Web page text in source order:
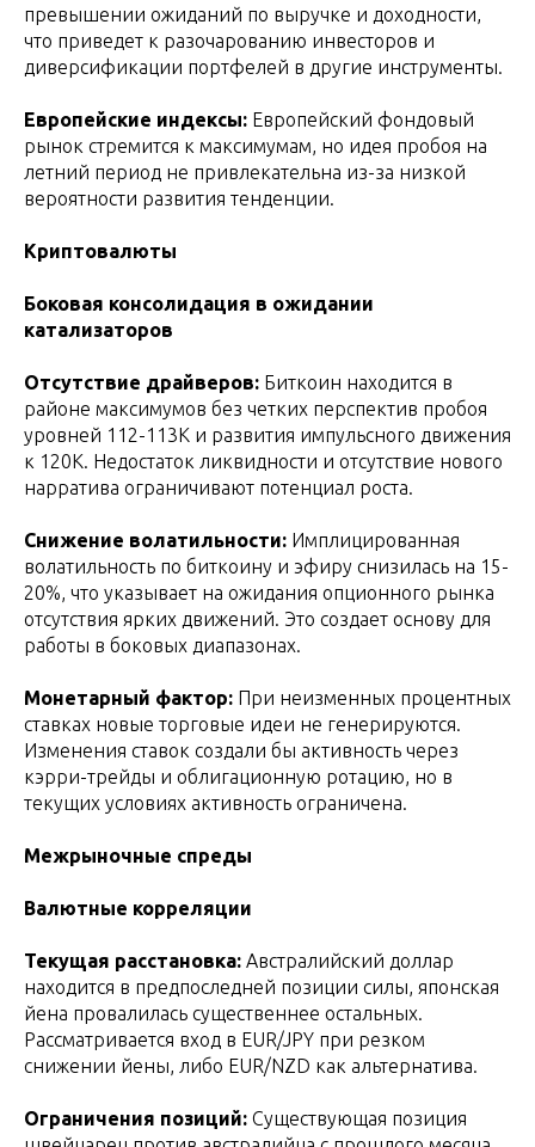
превышении ожиданий по выручке и доходности,
что приведет к разочарованию инвесторов и
диверсификации портфелей в другие инструменты.
Европейские индексы: Европейский фондовый
рынок стремится к максимумам, но идея пробоя на
летний период не привлекательна из-за низкой
вероятности развития тенденции.
Криптовалюты
Боковая консолидация в ожидании
катализаторов
Отсутствие драйверов: Биткоин находится в
районе максимумов без четких перспектив пробоя
уровней 112-113K и развития импульсного движения
к 120K. Недостаток ликвидности и отсутствие нового
нарратива ограничивают потенциал роста.
Снижение волатильности: Имплицированная
волатильность по биткоину и эфиру снизилась на 15-
20%, что указывает на ожидания опционного рынка
отсутствия ярких движений. Это создает основу для
работы в боковых диапазонах.
Монетарный фактор: При неизменных процентных
ставках новые торговые идеи не генерируются.
Изменения ставок создали бы активность через
кэрри-трейды и облигационную ротацию, но в
текущих условиях активность ограничена.
Межрыночные спреды
Валютные корреляции
Текущая расстановка: Австралийский доллар
находится в предпоследней позиции силы, японская
йена провалилась существеннее остальных.
Рассматривается вход в EUR/JPY при резком
снижении йены, либо EUR/NZD как альтернатива.
Ограничения позиций: Существующая позиция